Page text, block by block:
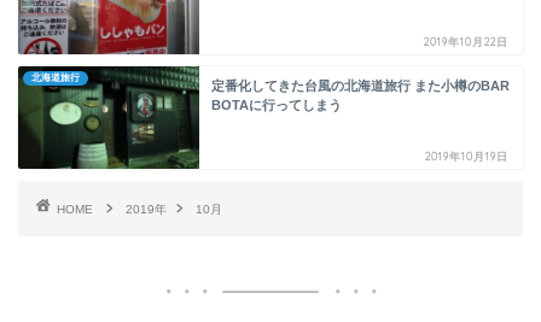
2019年10月22日
北海道旅行
定番化してきた台風の北海道旅行 また小樽のBAR
BOTAに行ってしまう
2019年10月19日
HOME 2019年 10月